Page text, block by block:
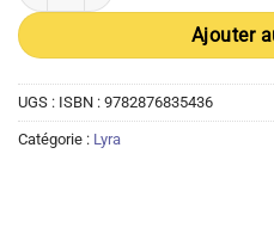
Ajouter
UGS : ISBN : 9782876835436
Catégorie : Lyra